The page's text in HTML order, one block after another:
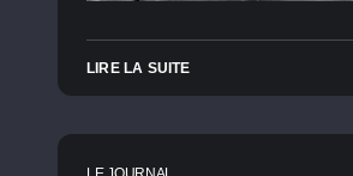
LIRE LA SUITE